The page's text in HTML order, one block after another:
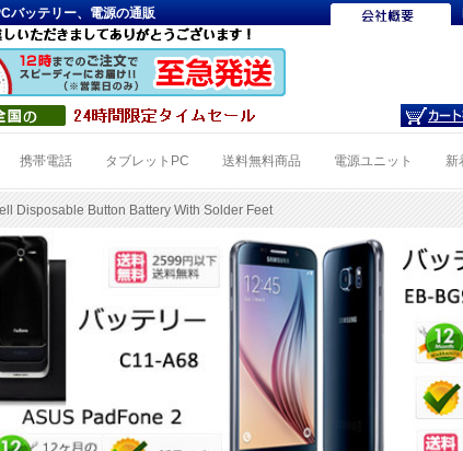
バッテリー、電源の通販
携帯電話 タブレットPC 送料無料商品 電源ユニット 新
Disposable Button Battery With Solder Feet